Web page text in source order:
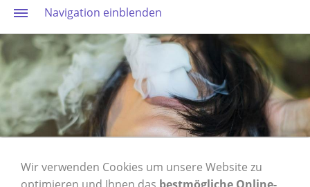
Navigation einblenden
1 Karton OCB Filter
Wir verwenden Cookies um unsere Website zu